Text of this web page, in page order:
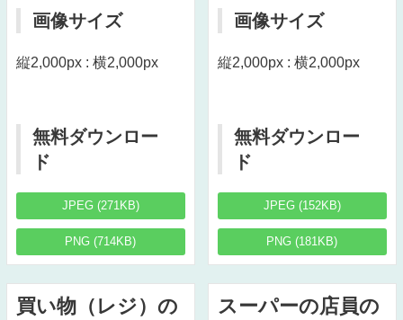
画像サイズ
縦2,000px : 横2,000px
無料ダウンロー
ド
JPEG (271KB)
PNG (714KB)
画像サイズ
縦2,000px : 横2,000px
無料ダウンロー
ド
JPEG (152KB)
PNG (181KB)
買い物（レジ）の
スーパーの店員の